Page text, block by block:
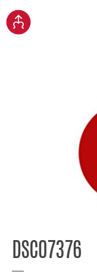
DSC07376